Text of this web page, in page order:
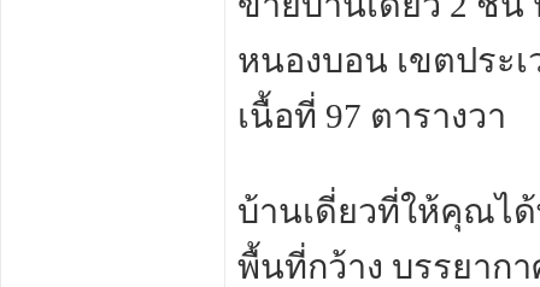
หนองบอน เขตประเ
เนื้อที่ 97 ตารางวา
บ้านเดี่ยวที่ให้คุณไ
พื้นที่กว้าง บรรยาก